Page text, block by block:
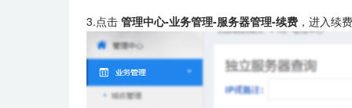
3.点击 管理中心-业务管理-服务器管理-续费 ，进入续